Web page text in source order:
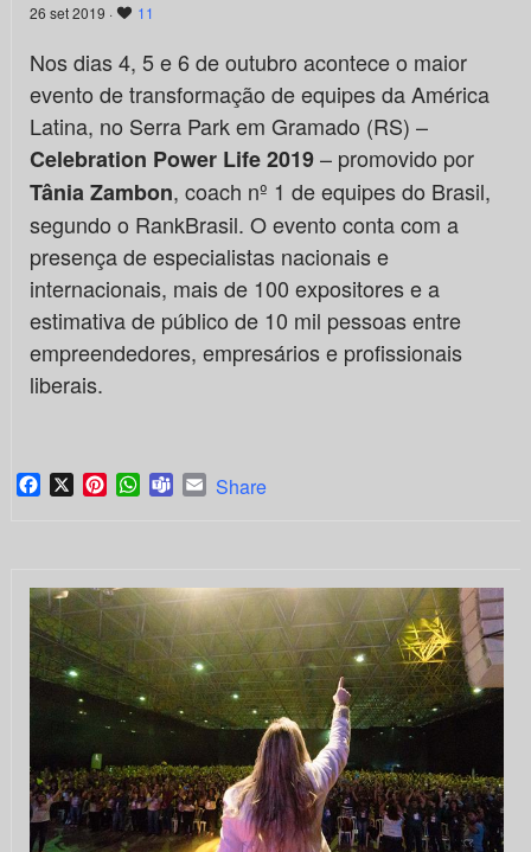
26 set 2019 · 11
Nos dias 4, 5 e 6 de outubro acontece o maior
evento de transformação de equipes da América
Latina, no Serra Park em Gramado (RS) –
Celebration Power Life 2019– promovido por
Tânia Zambon, coach nº 1 de equipes do Brasil,
segundo o RankBrasil. O evento conta com a
presença de especialistas nacionais e
internacionais, mais de 100 expositores e a
estimativa de público de 10 mil pessoas entre
empreendedores, empresários e profissionais
liberais.
Facebook
X PinterestWhatsApp
TeamsEmail
Share